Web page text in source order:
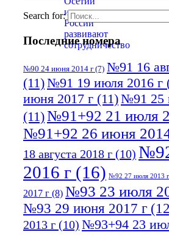
Search for:
Последние номера
№90 24 июня 2014 г (7) №91 16
(11)№91 19 июля 2016 г
июня 2017 г (11)№91 25
(11)№91+92 21 июля
№91+92 26 июня
18 августа 2018 г (10)
2016 г (16) №92 27 июля 2013 г
2017 г (8) №93 23 июля
№93 29 июня 2017 г
2013 г (10) №93+94 23